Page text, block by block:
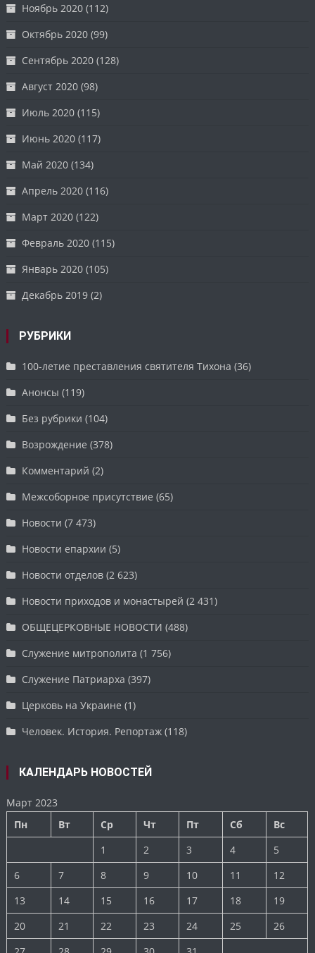
Ноябрь 2020 (112)
Октябрь 2020 (99)
Сентябрь 2020 (128)
Август 2020 (98)
Июль 2020 (115)
Июнь 2020 (117)
Май 2020 (134)
Апрель 2020 (116)
Март 2020 (122)
Февраль 2020 (115)
Январь 2020 (105)
Декабрь 2019 (2)
РУБРИКИ
100-летие преставления святителя Тихона (36)
Анонсы (119)
Без рубрики (104)
Возрождение (378)
Комментарий (2)
Межсоборное присутствие (65)
Новости (7 473)
Новости епархии (5)
Новости отделов (2 623)
Новости приходов и монастырей (2 431)
ОБЩЕЦЕРКОВНЫЕ НОВОСТИ (488)
Служение митрополита (1 756)
Служение Патриарха (397)
Церковь на Украине (1)
Человек. История. Репортаж (118)
КАЛЕНДАРЬ НОВОСТЕЙ
Март 2023
Пн
Вт Ср Чт Пт Сб
Вс
1
2 3 4
5
6
7 8 9 10 11
12
13
14 15 16 17 18
19
20
21 22 23 24 25
26